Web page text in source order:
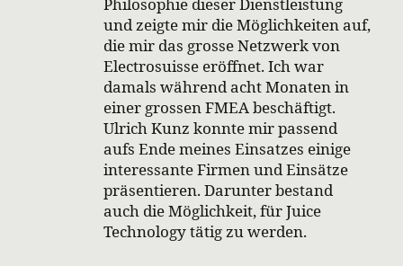
Philosophie dieser Dienstleistung
und zeigte mir die Möglichkeiten auf,
die mir das grosse Netzwerk von
Electrosuisse eröffnet. Ich war
damals während acht Monaten in
einer grossen FMEA beschäftigt.
Ulrich Kunz konnte mir passend
aufs Ende meines Einsatzes einige
interessante Firmen und Einsätze
präsentieren. Darunter bestand
auch die Möglichkeit, für Juice
Technology tätig zu werden.